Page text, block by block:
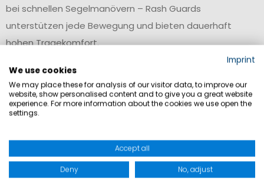
bei schnellen Segelmanövern – Rash Guards
unterstützen jede Bewegung und bieten dauerhaft
hohen Tragekomfort.
Rash Guard als Baselayer oder
äußere Schicht
Rash Guards sind vielseitig einsetzbar und können je nach
An warmen Sommertagen dienen sie alsleichte äußere
Schichtund bieten zuverlässigen UV-Schutz, ohne die
Bewegungsfreiheit einzuschränken. Sie eignen sich
Imprint
We use cookies
We may place these for analysis of our visitor data, to improve our
website, show personalised content and to give you a great website
experience. For more information about the cookies we use open the
settings.
Accept all
Deny No, adjust